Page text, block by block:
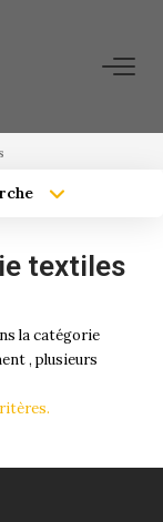
une alerte
textiles
la catégorie
, plusieurs